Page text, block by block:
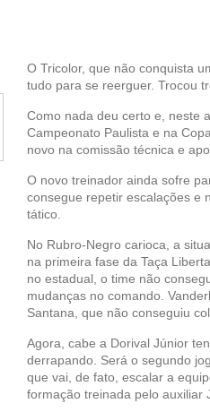
O Tricolor, que não conquista
tudo para se reerguer. Trocou
Como nada deu certo e, neste
Campeonato Paulista e na
novo na comissão técnica e
O novo treinador ainda sofre
consegue repetir escalações e
tático.
No Rubro-Negro carioca, a
na primeira fase da Taça
no estadual, o time não
mudanças no comando.
Santana, que não conseguiu
Agora, cabe a Dorival Júnior
derrapando. Será o segundo
que vai, de fato, escalar a
formação treinada pelo auxiliar